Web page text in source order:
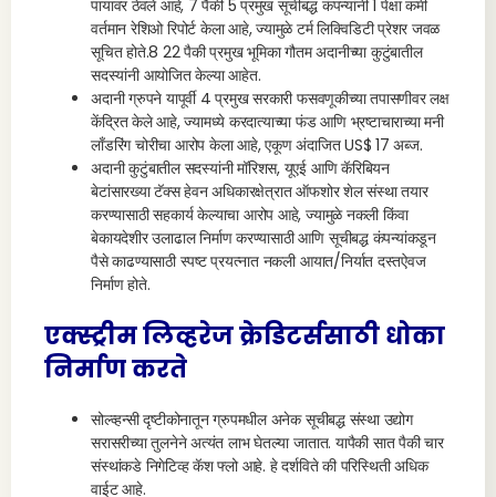
पायावर ठेवले आहे, 7 पैकी 5 प्रमुख सूचीबद्ध कंपन्यांनी 1 पेक्षा कमी
वर्तमान रेशिओ रिपोर्ट केला आहे, ज्यामुळे टर्म लिक्विडिटी प्रेशर जवळ
सूचित होते.8 22 पैकी प्रमुख भूमिका गौतम अदानीच्या कुटुंबातील
सदस्यांनी आयोजित केल्या आहेत.
अदानी ग्रुपने यापूर्वी 4 प्रमुख सरकारी फसवणूकीच्या तपासणीवर लक्ष
केंद्रित केले आहे, ज्यामध्ये करदात्याच्या फंड आणि भ्रष्टाचाराच्या मनी
लाँडरिंग चोरीचा आरोप केला आहे, एकूण अंदाजित US$ 17 अब्ज.
अदानी कुटुंबातील सदस्यांनी मॉरिशस, यूएई आणि कॅरिबियन
बेटांसारख्या टॅक्स हेवन अधिकारक्षेत्रात ऑफशोर शेल संस्था तयार
करण्यासाठी सहकार्य केल्याचा आरोप आहे, ज्यामुळे नकली किंवा
बेकायदेशीर उलाढाल निर्माण करण्यासाठी आणि सूचीबद्ध कंपन्यांकडून
पैसे काढण्यासाठी स्पष्ट प्रयत्नात नकली आयात/निर्यात दस्तऐवज
निर्माण होते.
एक्स्ट्रीम लिव्हरेज क्रेडिटर्ससाठी धोका
निर्माण करते
सोल्व्हन्सी दृष्टीकोनातून ग्रुपमधील अनेक सूचीबद्ध संस्था उद्योग
सरासरीच्या तुलनेने अत्यंत लाभ घेतल्या जातात. यापैकी सात पैकी चार
संस्थांकडे निगेटिव्ह कॅश फ्लो आहे. हे दर्शविते की परिस्थिती अधिक
वाईट आहे.